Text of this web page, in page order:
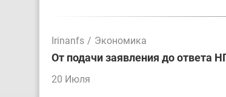
Irinanfs / Экономика
От подачи заявления до ответа
20 Июля